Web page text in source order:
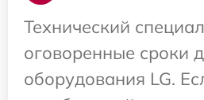
Технический
оговоренные сроки
оборудования LG.